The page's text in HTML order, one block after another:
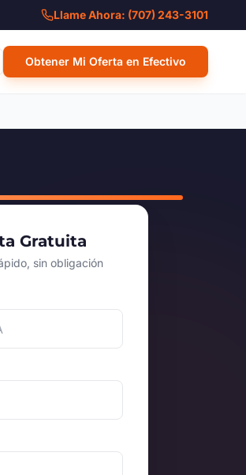
Llame Ahora: (707) 243-3101
Obtener Mi Oferta en Efectivo
Gratuita
sin obligación